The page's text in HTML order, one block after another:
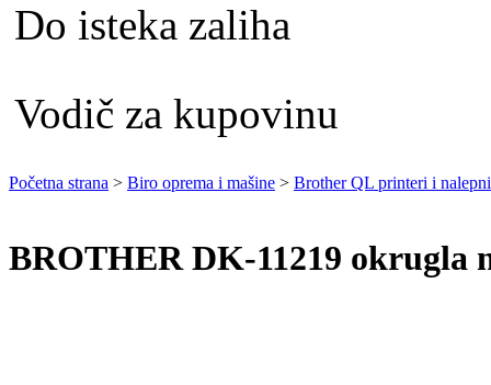
Do isteka zaliha
Vodič za kupovinu
Početna strana > Biro oprema i mašine > Brother QL printeri i
BROTHER DK-11219 okrugla